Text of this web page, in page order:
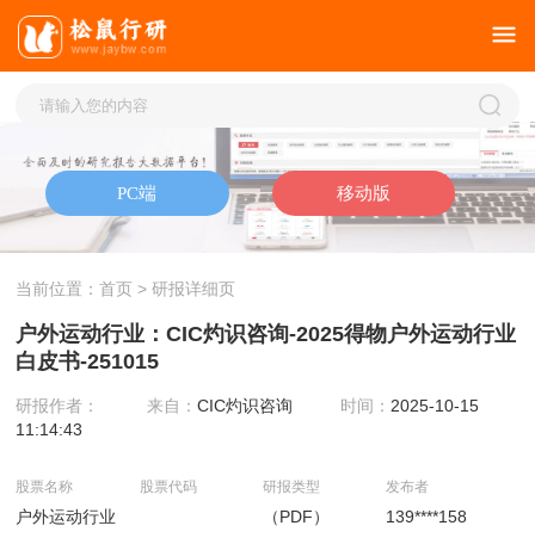
当前位置：首页 > 研报详细页
户外运动行业：CIC灼识咨询-2025得物户外运动行业
白皮书-251015
研报作者： 来自：CIC灼识咨询 时间： 2025-10-15
11:14:43
股票名称
户外运动行业
股票代码 研报类型
（PDF）
发布者
139****158